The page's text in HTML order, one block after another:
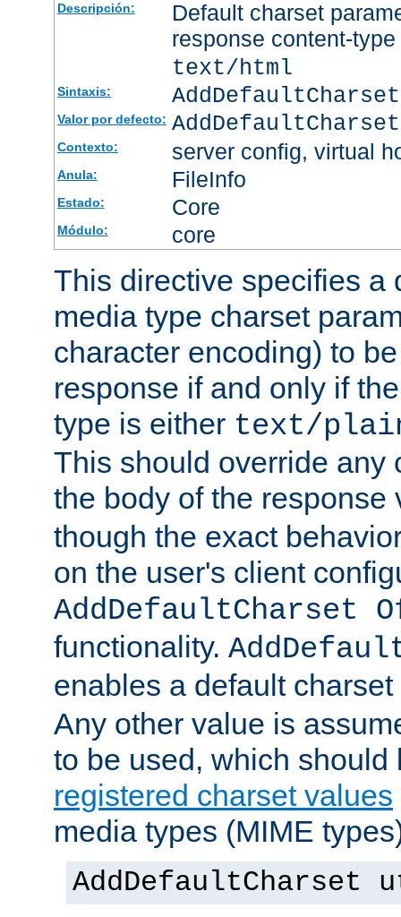
Descripción:
Default charset
response content-
text/html
Sintaxis:
Valor por defecto:
Contexto: server config, virtual
Anula: FileInfo
Estado: Core
Módulo: core
This directive specifies a
media type charset
character encoding) to
response if and only if
type is either text/
This should override any
the body of the
though the exact
on the user's client
AddDefaultCharset
functionality.
enables a default
Any other value is
to be used, which
registered charset values
media types (MIME
AddDefaultCharset